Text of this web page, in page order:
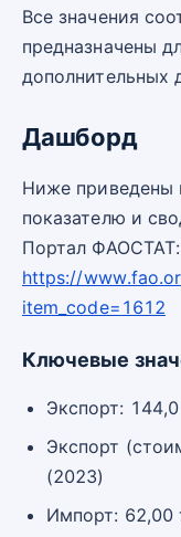
Все значения
предназначены
дополнительных
Дашборд
Ниже приведены
показателю и
Портал ФАОСТАТ:
https://
item_code=1612
Ключевые
Экспорт:
Экспорт
(2023)
Импорт: 62,00